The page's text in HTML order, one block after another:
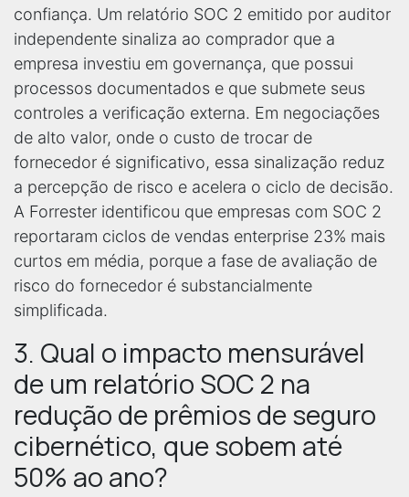
confiança. Um relatório SOC 2 emitido por auditor
independente sinaliza ao comprador que a
empresa investiu em governança, que possui
processos documentados e que submete seus
controles a verificação externa. Em negociações
de alto valor, onde o custo de trocar de
fornecedor é significativo, essa sinalização reduz
a percepção de risco e acelera o ciclo de decisão.
A Forrester identificou que empresas com SOC 2
reportaram ciclos de vendas enterprise 23% mais
curtos em média, porque a fase de avaliação de
risco do fornecedor é substancialmente
simplificada.
3. Qual o impacto mensurável
de um relatório SOC 2 na
redução de prêmios de seguro
cibernético, que sobem até
50% ao ano?